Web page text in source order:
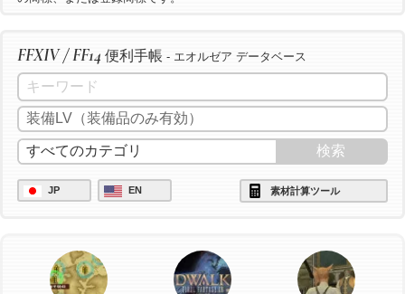
FFXIV / FF14 便利手帳 - エオルゼア データベース
JP EN 素材計算ツール